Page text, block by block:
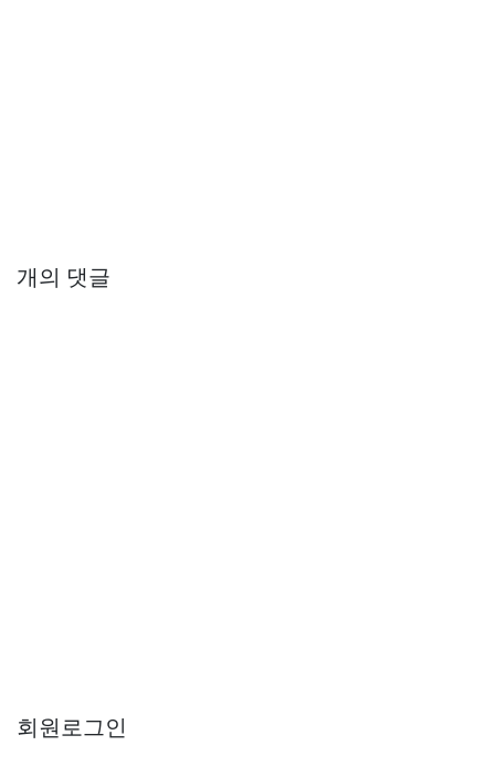
개의 댓글
회원로그인